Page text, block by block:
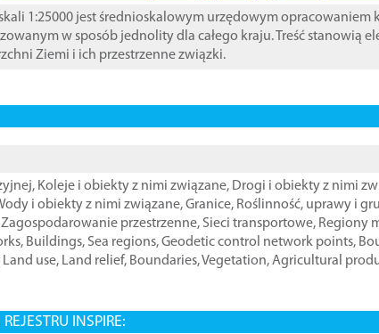
1:25000 jest średnioskalowym urzędowym opracowaniem
w sposób jednolity dla całego kraju. Treść stanowią
Ziemi i ich przestrzenne związki.
, Koleje i obiekty z nimi związane, Drogi i obiekty z nimi
i obiekty z nimi związane,Granice, Roślinność, uprawy i
Zagospodarowanie przestrzenne, Sieci transportowe, Regiony
, Buildings, Sea regions,Geodetic control network points,
Land use, Land relief, Boundaries,Vegetation,Agricultural
INSPIRE: